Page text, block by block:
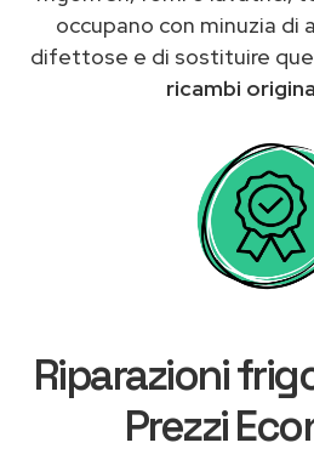
occupano con minuzia di
difettose e di sostituire
ricambi
Riparazioni
Prezzi